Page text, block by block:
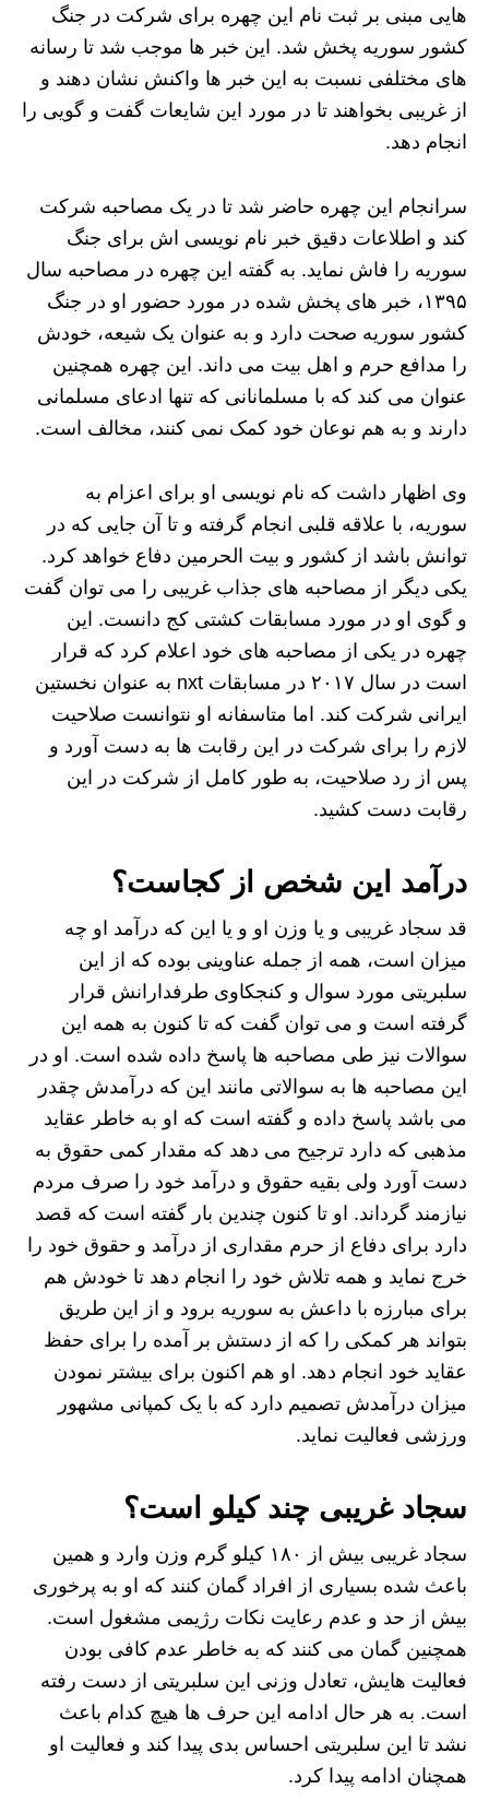
هایی مبنی بر ثبت نام این چهره برای شرکت در جنگ
کشور سوریه پخش شد. این خبر ها موجب شد تا رسانه
های مختلفی نسبت به این خبر ها واکنش نشان دهند و
از غریبی بخواهند تا در مورد این شایعات گفت و گویی را
انجام دهد.
سرانجام این چهره حاضر شد تا در یک مصاحبه شرکت
کند و اطلاعات دقیق خبر نام نویسی اش برای جنگ
سوریه را فاش نماید. به گفته این چهره در مصاحبه سال
۱۳۹۵، خبر های پخش شده در مورد حضور او در جنگ
کشور سوریه صحت دارد و به عنوان یک شیعه، خودش
را مدافع حرم و اهل بیت می داند. این چهره همچنین
عنوان می کند که با مسلمانانی که تنها ادعای مسلمانی
دارند و به هم نوعان خود کمک نمی کنند، مخالف است.
وی اظهار داشت که نام نویسی او برای اعزام به
سوریه، با علاقه قلبی انجام گرفته و تا آن جایی که در
توانش باشد از کشور و بیت الحرمین دفاع خواهد کرد.
یکی دیگر از مصاحبه های جذاب غریبی را می توان گفت
و گوی او در مورد مسابقات کشتی کج دانست. این
چهره در یکی از مصاحبه های خود اعلام کرد که قرار
است در سال ۲۰۱۷ در مسابقات nxt به عنوان نخستین
ایرانی شرکت کند. اما متاسفانه او نتوانست صلاحیت
لازم را برای شرکت در این رقابت ها به دست آورد و
پس از رد صلاحیت، به طور کامل از شرکت در این
رقابت دست کشید.
درآمد این شخص از کجاست؟
قد سجاد غریبی و یا وزن او و یا این که درآمد او چه
میزان است، همه از جمله عناوینی بوده که از این
سلبریتی مورد سوال و کنجکاوی طرفدارانش قرار
گرفته است و می توان گفت که تا کنون به همه این
سوالات نیز طی مصاحبه ها پاسخ داده شده است. او در
این مصاحبه ها به سوالاتی مانند این که درآمدش چقدر
می باشد پاسخ داده و گفته است که او به خاطر عقاید
مذهبی که دارد ترجیح می دهد که مقدار کمی حقوق به
دست آورد ولی بقیه حقوق و درآمد خود را صرف مردم
نیازمند گرداند. او تا کنون چندین بار گفته است که قصد
دارد برای دفاع از حرم مقداری از درآمد و حقوق خود را
خرج نماید و همه تلاش خود را انجام دهد تا خودش هم
برای مبارزه با داعش به سوریه برود و از این طریق
بتواند هر کمکی را که از دستش بر آمده را برای حفظ
عقاید خود انجام دهد. او هم اکنون برای بیشتر نمودن
میزان درآمدش تصمیم دارد که با یک کمپانی مشهور
ورزشی فعالیت نماید‌‌.
سجاد غریبی چند کیلو است؟
سجاد غریبی بیش از ۱۸۰ کیلو گرم وزن وارد و همین
باعث شده بسیاری از افراد گمان کنند که او به پرخوری
بیش از حد و عدم‌ رعایت نکات رژیمی مشغول است.
همچنین گمان می کنند که به خاطر عدم کافی بودن
فعالیت هایش، تعادل وزنی این سلبریتی از دست رفته
است. به هر حال ادامه این حرف ها هیچ کدام باعث
نشد تا این سلبریتی احساس بدی پیدا کند و فعالیت او
همچنان ادامه پیدا کرد.